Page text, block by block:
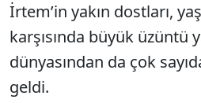
İrtem’in yakın dostları,
karşısında büyük üzüntü
dünyasından da çok
geldi.